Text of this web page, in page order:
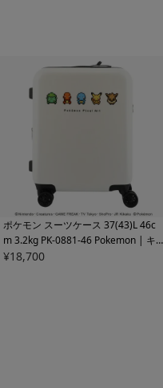
ポケモン スーツケース 37(43)L 46c
m 3.2kg PK-0881-46 Pokemon | キ
ャリーケース ハードキャリー ファス
¥18,700